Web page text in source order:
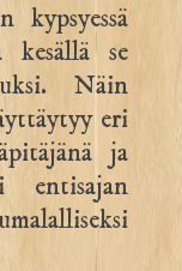
kypsyessä
kesällä se
Näin
eri
ja
entisajan